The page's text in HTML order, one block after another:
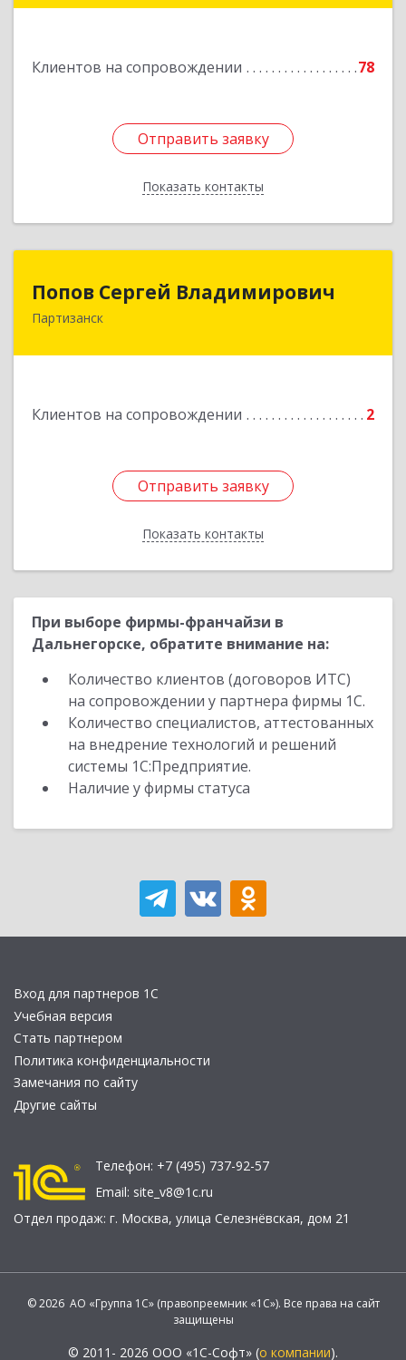
Клиентов на сопровождении 78
Отправить заявку
Показать контакты
Отправить заявку
Назад
Попов Сергей Владимирович
Партизанск
Клиентов на сопровождении 2
Отправить заявку
Показать контакты
Попов Сергей Владимирович
692922, Приморский край, г. Находка, ул.
Отправить заявку
Назад
При выборе фирмы-франчайзи в
Дальнегорске, обратите внимание на:
Количество клиентов (договоров ИТС)
на сопровождении у партнера фирмы 1С.
Количество специалистов, аттестованных
на внедрение технологий и решений
системы 1С:Предприятие.
Наличие у фирмы статуса
Вход для партнеров 1С
Учебная версия
Стать партнером
Политика конфиденциальности
Замечания по сайту
Другие сайты
Телефон: +7 (495) 737-92-57
Email: site_v8@1c.ru
Отдел продаж: г. Москва, улица Селезнёвская, дом 21
© 2026 АО «Группа 1С» (правопреемник «1С»). Все права на сайт
защищены
© 2011- 2026 ООО «1С-Софт» (о компании).